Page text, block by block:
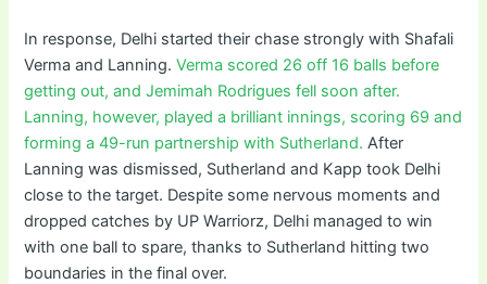
In response, Delhi started their chase strongly with Shafali
Verma and Lanning.Verma scored 26 off 16 balls before
getting out, and Jemimah Rodrigues fell soon after.
Lanning, however, played a brilliant innings, scoring 69 and
forming a 49-run partnership with Sutherland. After
Lanning was dismissed, Sutherland and Kapp took Delhi
close to the target. Despite some nervous moments and
dropped catches by UP Warriorz, Delhi managed to win
with one ball to spare, thanks to Sutherland hitting two
boundaries in the final over.